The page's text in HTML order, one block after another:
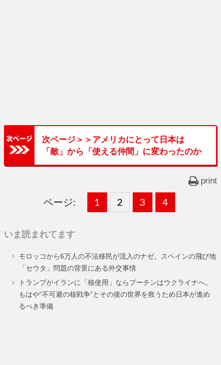
次ページ＞＞アメリカにとって日本は
「敵」から「使える仲間」に変わったのか
print
ページ:
固
ー
ジ
1 ,
固
ー
ジ
2 ,
固
ー
ジ
3 ,
固
ー
ジ
4
いま読まれてます
モロッコから6万人の不法移民が流入のナゼ。スペインの飛び地
「セウタ」問題の背景にある外交事情
トランプがイランに「核使用」ならプーチンはウクライナへ。
もはや“不可避の核戦争”とその後の世界を救うため日本が進め
るべき準備